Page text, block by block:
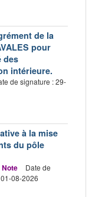
de la
pour
des
intérieure.
de signature : 29-
à la mise
du pôle
Note
Date de
08-2026